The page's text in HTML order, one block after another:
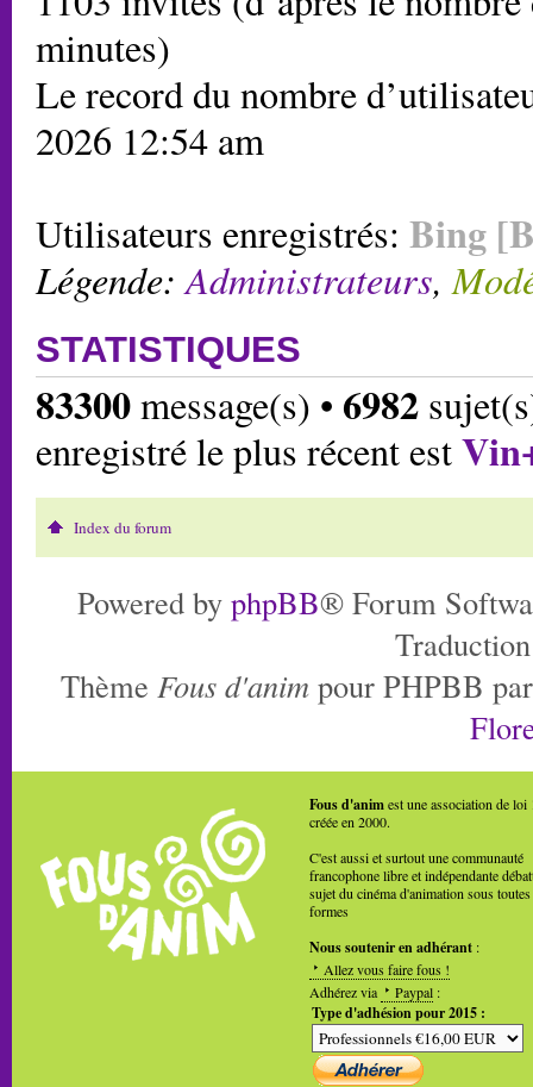
minutes)
Le record du nombre
2026 12:54 am
Utilisateurs enregistrés: Bing
Légende:Administrateurs,
STATISTIQUES
83300message(s) • 6982
enregistré le plus récent est
Index du forum
Powered by phpBB® Forum
Thème Fous d'anim pour PHPBB
Fous d'animest une association de loi
créée en 2000.
C'est aussi et surtout une communauté
francophone libre et indépendante
sujet du cinéma d'animation sous toutes
formes
Nous soutenir en adhérant :
Allez vous faire fous !
Adhérez via
Paypal :
Type d'adhésion pour 2015 :